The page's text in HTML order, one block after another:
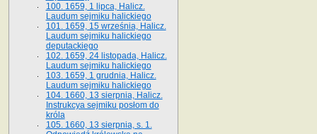
100. 1659, 1 lipca, Halicz.
Laudum sejmiku halickiego
101. 1659, 15 września, Halicz.
Laudum sejmiku halickiego
deputackiego
102. 1659, 24 listopada, Halicz.
Laudum sejmiku halickiego
103. 1659, 1 grudnia, Halicz.
Laudum sejmiku halickiego
104. 1660, 13 sierpnia, Halicz.
Instrukcya sejmiku posłom do
króla
105. 1660, 13 sierpnia, s. 1.